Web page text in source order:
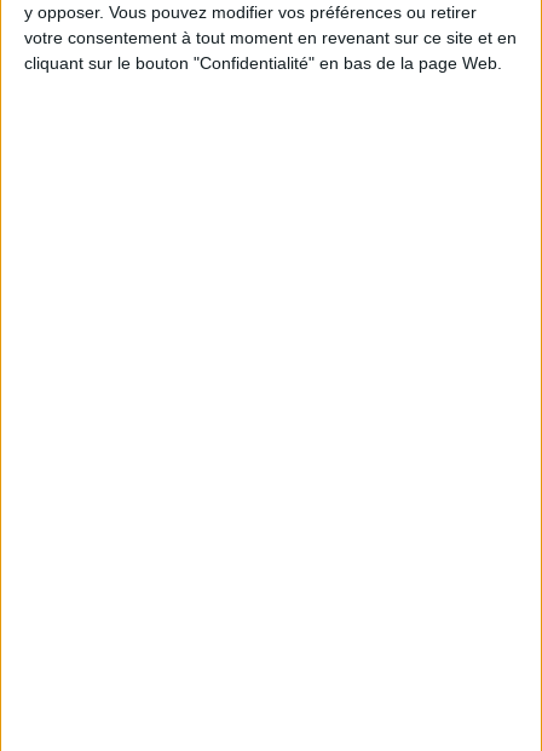
y opposer. Vous pouvez modifier vos préférences ou retirer
votre consentement à tout moment en revenant sur ce site et en
cliquant sur le bouton "Confidentialité" en bas de la page Web.